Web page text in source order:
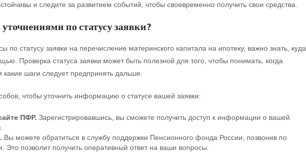
и следите за развитием событий, чтобы своевременно получить свои средства.
по статусу заявки?
по статусу заявки на перечисление материнского капитала на ипотеку, важно знать, куда
Проверка статуса заявки может быть полезной для того, чтобы понимать, когда
шаги следует предпринять дальше.
чтобы уточнить информацию о статусе вашей заявки:
ПФР. Зарегистрировавшись, вы сможете получить доступ к информации о вашей
Вы можете обратиться в службу поддержки Пенсионного фонда России, позвонив по
Это позволит получить оперативный ответ на ваши вопросы.